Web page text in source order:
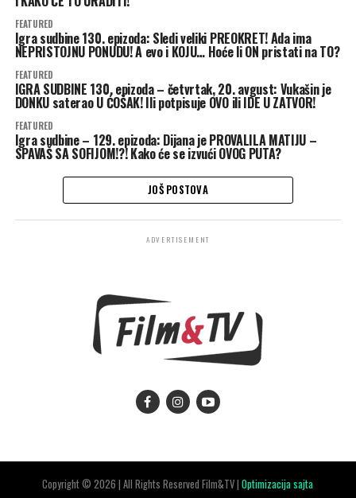
FEATURED
Igra sudbine 130. epizoda: Sledi veliki PREOKRET! Ada ima
NEPRISTOJNU PONUDU! A evo i KOJU… Hoće li ON pristati na TO?
FEATURED
IGRA SUDBINE 130. epizoda – četvrtak, 20. avgust: Vukašin je
DONKU saterao U ĆOŠAK! Ili potpisuje OVO ili IDE U ZATVOR!
FEATURED
Igra sudbine – 129. epizoda: Dijana je PROVALILA MATIJU –
SPAVAŠ SA SOFIJOM!?! Kako će se izvući OVOG PUTA?
JOŠ POSTOVA
ADVERTISEMENT
Copyright © 2026 | All Rights Reserved Film&TV |Optimizacija sajta